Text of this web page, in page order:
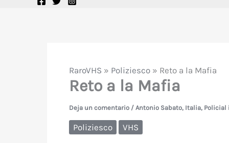
RaroVHS » Poliziesco» Reto a la Mafia
Reto a la Mafia
Deja un comentario / Antonio Sabato, Italia, Policial
Poliziesco VHS